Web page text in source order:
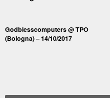
Godblesscomputers @ TPO
(Bologna) – 14/10/2017